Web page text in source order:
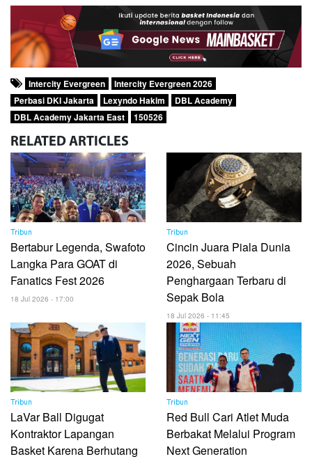
Intercity Evergreen
Intercity Evergreen 2026
Perbasi DKI Jakarta
Lexyndo Hakim
DBL Academy
DBL Academy Jakarta East
150526
RELATED ARTICLES
Tribun
Bertabur Legenda, Swafoto
Langka Para GOAT di
Fanatics Fest 2026
18 Jul 2026 - 17:00
Tribun
Cincin Juara Piala Dunia
2026, Sebuah
Penghargaan Terbaru di
Sepak Bola
18 Jul 2026 - 11:45
Tribun
LaVar Ball Digugat
Kontraktor Lapangan
Basket Karena Berhutang
Tribun
Red Bull Cari Atlet Muda
Berbakat Melalui Program
Next Generation